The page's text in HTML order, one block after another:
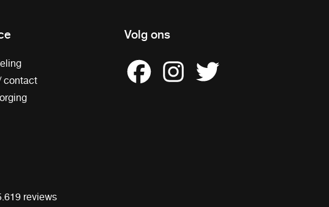
contact
Volg ons
reviews